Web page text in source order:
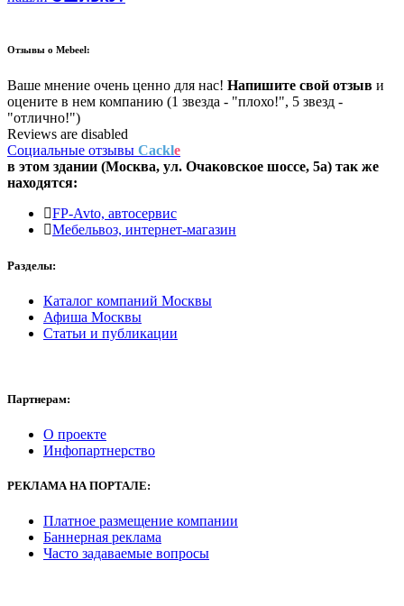
Отзывы о Mebeel:
Ваше мнение очень ценно для нас! Напишите свой отзыв и
оцените в нем компанию (1 звезда - "плохо!", 5 звезд -
"отлично!")
Reviews are disabled
Социальные отзывы Cackle
в этом здании (Москва, ул. Очаковское шоссе, 5а) так же
находятся:
FP-Avto, автосервис
Мебельвоз, интернет-магазин
Разделы:
Каталог компаний Москвы
Афиша Москвы
Статьи и публикации
Партнерам:
О проекте
Инфопартнерство
РЕКЛАМАНА ПОРТАЛЕ:
Платное размещение компании
Баннерная реклама
Часто задаваемые вопросы